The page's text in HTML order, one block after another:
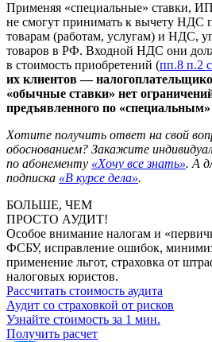
Применяя «специальные» ставки,
не смогут принимать к вычету НДС
товарам (работам, услугам) и НДС,
товаров в РФ. Входной НДС они
в стоимость приобретений (пп.8 п.2
их клиентов —
«обычные ставки» нет
предъявленного по
Хотите получить ответ на свой
обоснованием? Закажите
по абонементу «Хочу все знать». А
подписка «В курсе дела».
БОЛЬШЕ, ЧЕМ
ПРОСТО АУДИТ!
Особое внимание налогам и
ФСБУ, исправление ошибок,
применение льгот, страховка от
налоговых юристов.
Рассчитать стоимость аудита
Аудит со страховкой от рисков
Узнайте стоимость за 1 мин.
Получить расчет